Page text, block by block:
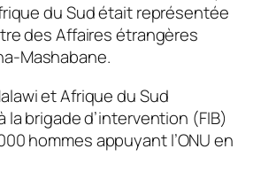
du Sud était représentée
des Affaires étrangères
Mashabane.
et Afrique du Sud
la brigade d’intervention (FIB)
hommes appuyant l’ONU en